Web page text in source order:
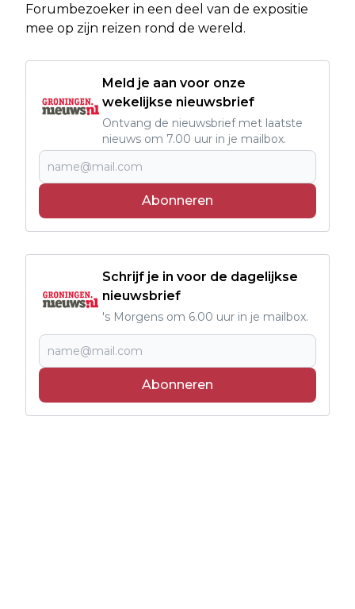
Forumbezoeker in een deel van de expositie
mee op zijn reizen rond de wereld.
Meld je aan voor onze
wekelijkse nieuwsbrief
Ontvang de nieuwsbrief met laatste
nieuws om 7.00 uur in je mailbox.
Abonneren
Schrijf je in voor de dagelijkse
nieuwsbrief
's Morgens om 6.00 uur in je mailbox.
Abonneren